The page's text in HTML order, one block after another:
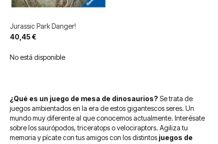
Jurassic Park Danger!
40,45 €
No está disponible
¿Qué es un juego de mesa de dinosaurios? Se trata de
juegos ambientados en la era de estos gigantescos seres. Un
mundo muy diferente al que conocemos actualmente. Interésate
sobre los saurópodos, triceratops o velociraptors. Agiliza tu
memoria y pícate con tus amigos con los distintos juegos de